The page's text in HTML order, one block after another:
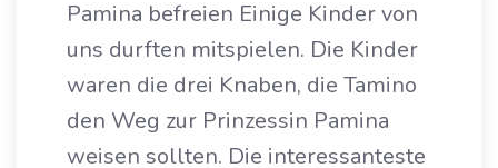
Pamina befreien Einige Kinder von
uns durften mitspielen. Die Kinder
waren die drei Knaben, die Tamino
den Weg zur Prinzessin Pamina
weisen sollten. Die interessanteste